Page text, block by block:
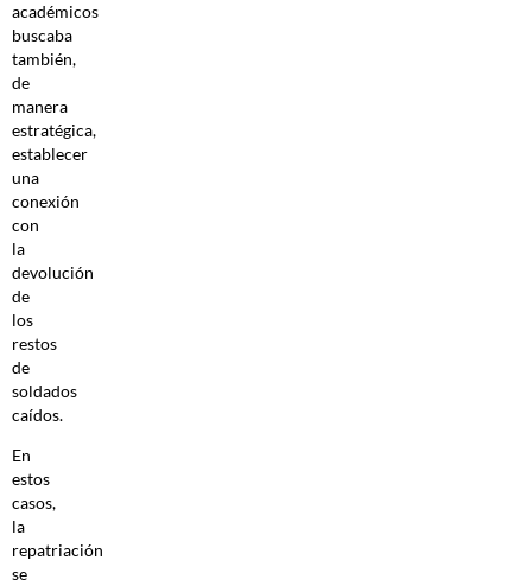
académicos
buscaba
también,
de
manera
estratégica,
establecer
una
conexión
con
la
devolución
de
los
restos
de
soldados
caídos.
En
estos
casos,
la
repatriación
se